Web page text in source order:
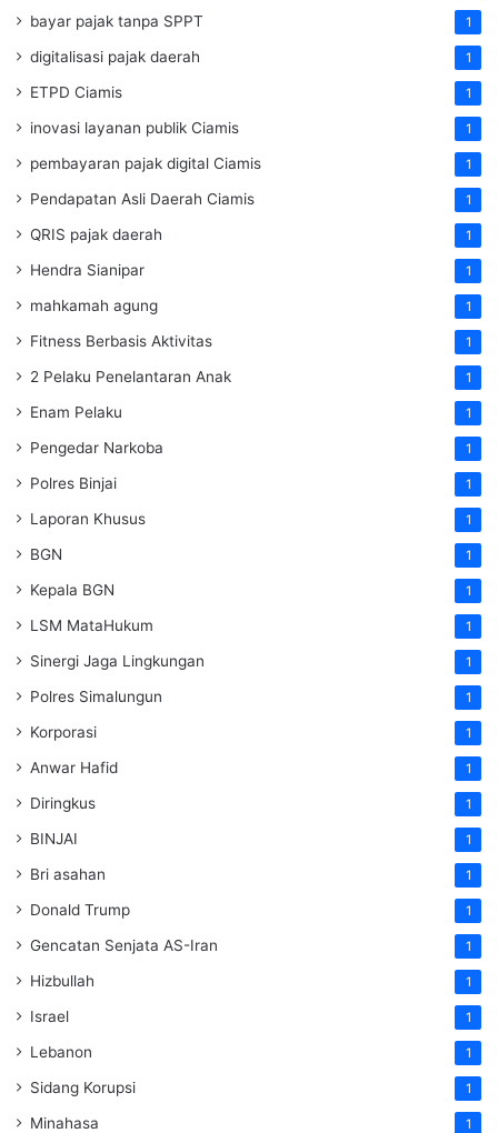
bayar pajak tanpa SPPT 1
digitalisasi pajak daerah 1
ETPD Ciamis 1
inovasi layanan publik Ciamis 1
pembayaran pajak digital Ciamis 1
Pendapatan Asli Daerah Ciamis 1
QRIS pajak daerah 1
Hendra Sianipar 1
mahkamah agung 1
Fitness Berbasis Aktivitas 1
2 Pelaku Penelantaran Anak 1
Enam Pelaku 1
Pengedar Narkoba 1
Polres Binjai 1
Laporan Khusus 1
BGN 1
Kepala BGN 1
LSM MataHukum 1
Sinergi Jaga Lingkungan 1
Polres Simalungun 1
Korporasi 1
Anwar Hafid 1
Diringkus 1
BINJAI 1
Bri asahan 1
Donald Trump 1
Gencatan Senjata AS-Iran 1
Hizbullah 1
Israel 1
Lebanon 1
Sidang Korupsi 1
Minahasa 1